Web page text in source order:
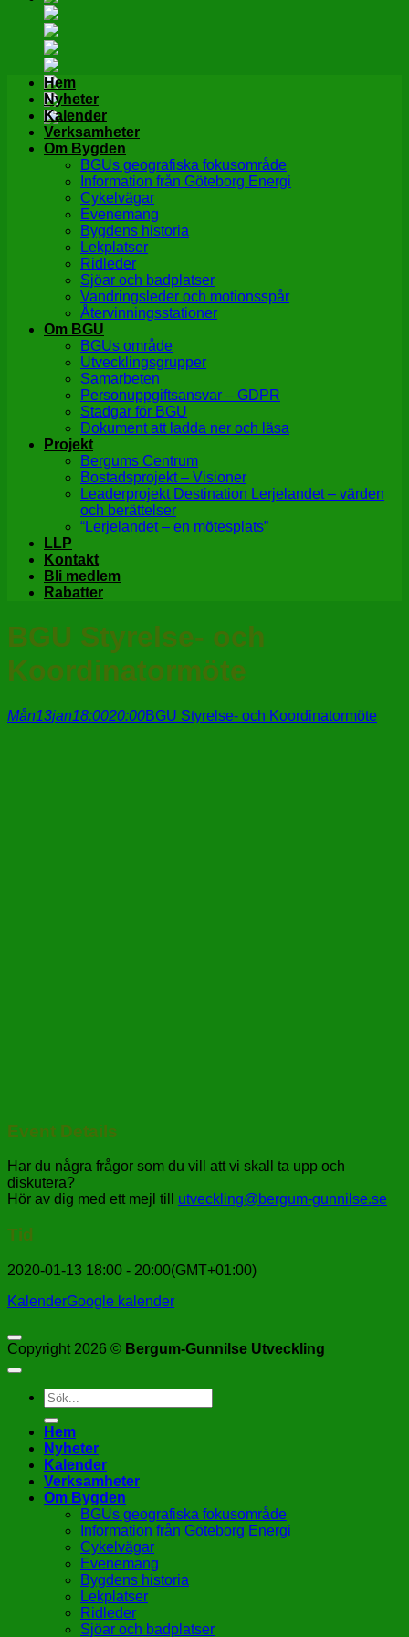
Hem
Nyheter
Kalender
Verksamheter
Om Bygden
BGUs geografiska fokusområde
Information från Göteborg Energi
Cykelvägar
Evenemang
Bygdens historia
Lekplatser
Ridleder
Sjöar och badplatser
Vandringsleder och motionsspår
Återvinningsstationer
Om BGU
BGUs område
Utvecklingsgrupper
Samarbeten
Personuppgiftsansvar – GDPR
Stadgar för BGU
Dokument att ladda ner och läsa
Projekt
Bergums Centrum
Bostadsprojekt – Visioner
Leaderprojekt Destination Lerjelandet – värden
och berättelser
“Lerjelandet – en mötesplats”
LLP
Kontakt
Bli medlem
Rabatter
BGU Styrelse- och
Koordinatormöte
Mån13jan18:0020:00BGU Styrelse- och Koordinatormöte
Event Details
Har du några frågor som du vill att vi skall ta upp och
diskutera?
Hör av dig med ett mejl till utveckling@bergum-gunnilse.se
Tid
2020-01-13 18:00 - 20:00(GMT+01:00)
KalenderGoogle kalender
Copyright 2026 © Bergum-Gunnilse Utveckling
Hem
Nyheter
Kalender
Verksamheter
Om Bygden
BGUs geografiska fokusområde
Information från Göteborg Energi
Cykelvägar
Evenemang
Bygdens historia
Lekplatser
Ridleder
Sjöar och badplatser